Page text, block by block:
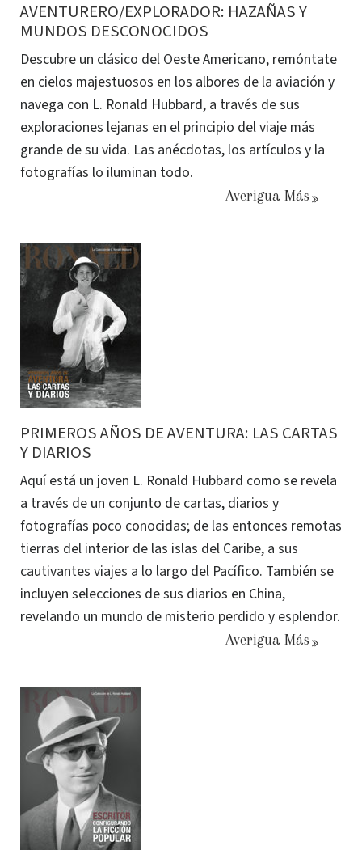
AVENTURERO/EXPLORADOR: HAZAÑAS Y
MUNDOS DESCONOCIDOS
Descubre un clásico del Oeste Americano, remóntate
en cielos majestuosos en los albores de la aviación y
navega con L. Ronald Hubbard, a través de sus
exploraciones lejanas en el principio del viaje más
grande de su vida. Las anécdotas, los artículos y la
fotografías lo iluminan todo.
Averigua Más
PRIMEROS AÑOS DE AVENTURA: LAS CARTAS
Y DIARIOS
Aquí está un joven L. Ronald Hubbard como se revela
a través de un conjunto de cartas, diarios y
fotografías poco conocidas; de las entonces remotas
tierras del interior de las islas del Caribe, a sus
cautivantes viajes a lo largo del Pacífico. También se
incluyen selecciones de sus diarios en China,
revelando un mundo de misterio perdido y esplendor.
Averigua Más